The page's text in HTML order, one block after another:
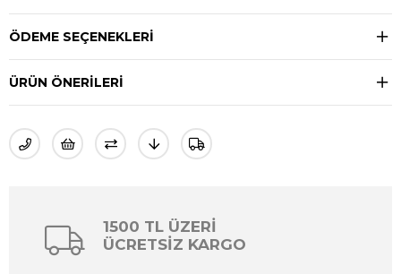
ÖDEME SEÇENEKLERI
ÜRÜN ÖNERILERI
1500 TL ÜZERİ
ÜCRETSİZ KARGO